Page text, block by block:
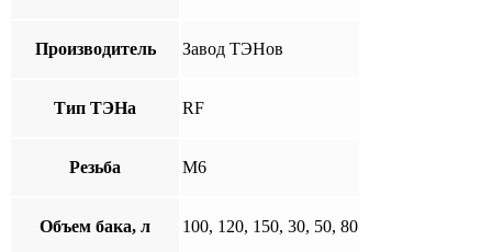
Производитель Завод ТЭНов
Тип ТЭНа RF
Резьба М6
Объем бака, л 100, 120, 150, 30, 50, 80